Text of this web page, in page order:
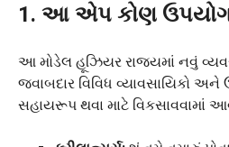
1. આ એપ કોણ
આ મોડેલ હૂઝિયર રાજ્યમાં નવું
જવાબદાર વિવિધ વ્યાવસાયિકો
સહાયરૂપ થવા માટે વિકસાવવામાં